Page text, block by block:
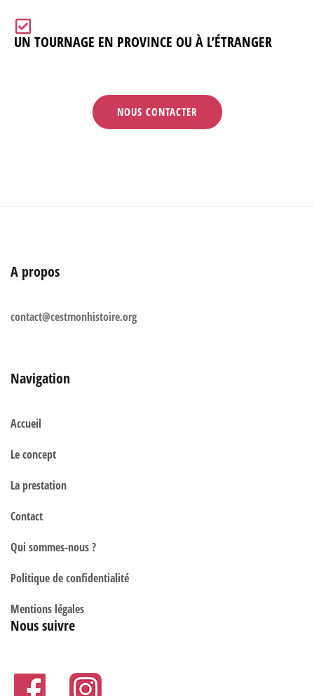
UN TOURNAGE EN PROVINCE OU À L’ÉTRANGER
NOUS CONTACTER
A propos
contact@cestmonhistoire.org
Navigation
Accueil
Le concept
La prestation
Contact
Qui sommes-nous ?
Politique de confidentialité
Mentions légales
Nous suivre